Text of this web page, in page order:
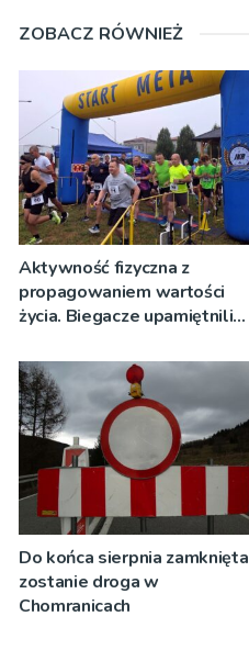
ZOBACZ RÓWNIEŻ
Aktywność fizyczna z
propagowaniem wartości
życia. Biegacze upamiętnili
Do końca sierpnia zamknięta
zostanie droga w
Chomranicach